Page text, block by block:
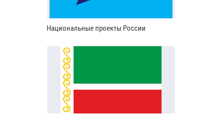
Национальные проекты России